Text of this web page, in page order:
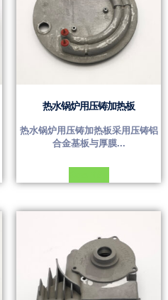
热水锅炉用压铸加热板
热水锅炉用压铸加热板采用压铸铝
合金基板与厚膜...